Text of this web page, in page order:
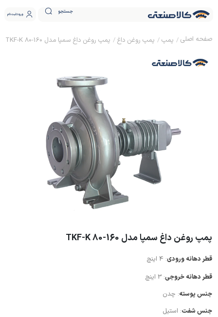
جستجو ورود ثبت نام
پمپ پمپ روغن داغ پمپ روغن داغ سمپا مدل TKF-K 80-160
پمپ روغن داغ سمپا مدل TKF-K 80-160
قطر دهانه ورودی: 4 اینچ
قطر دهانه خروجی: 3 اینچ
جنس پوسته: چدن
جنس شفت: استیل